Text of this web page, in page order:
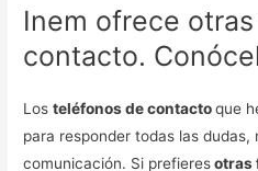
Inem ofrece
contacto.
Losteléfonos de contactoque
para responder todas las
comunicación. Si prefieresotras